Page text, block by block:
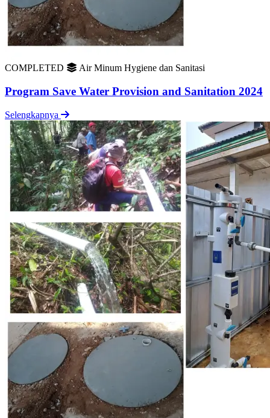
COMPLETED Air Minum Hygiene dan Sanitasi
Program Save Water Provision and Sanitation 2024
Selengkapnya